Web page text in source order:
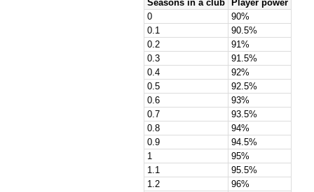
Seasons in a club
Player power
0
90%
0.1
90.5%
0.2
91%
0.3
91.5%
0.4
92%
0.5
92.5%
0.6
93%
0.7
93.5%
0.8
94%
0.9
94.5%
1
95%
1.1
95.5%
1.2
96%